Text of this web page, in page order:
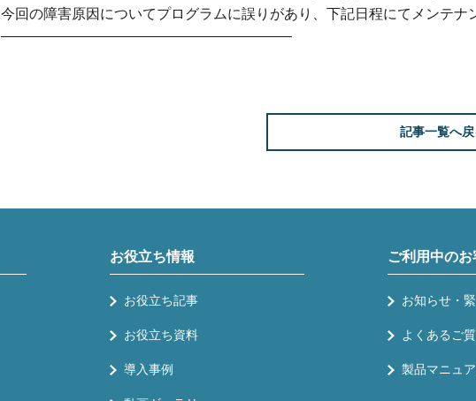
今回の障害原因についてプログラムに誤りがあり、下記日程にてメンテナ
————————————————————–
記事一覧へ戻
お役立ち情報
お役立ち記事
お役立ち資料
導入事例
ご利用中の
お知らせ・
よくあるご
製品マニュ